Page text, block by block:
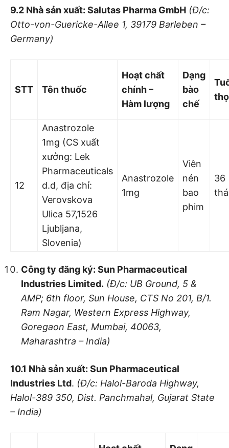
9.2 Nhà sản xuất: Salutas Pharma GmbH (Đ/c:
Otto-von-Guericke-Allee 1, 39179 Barleben –
Germany)
STT Tên thuốc
Hoạt chất
chính –
Hàm lượng
Dạng
bào
chế
thọ
12
Anastrozole
1mg (CS xuất
xưởng: Lek
Pharmaceuticals
d.d, địa chỉ:
Verovskova
Ulica 57,1526
Ljubljana,
Slovenia)
Anastrozole
1mg
Viên
nén
bao
phim
36
Công ty đăng ký: Sun Pharmaceutical
Industries Limited. (Đ/c: UB Ground, 5 &
AMP; 6th floor, Sun House, CTS No 201, B/1.
Ram Nagar, Western Express Highway,
Goregaon East, Mumbai, 40063,
Maharashtra – India)
10.1 Nhà sản xuất: Sun Pharmaceutical
Industries Ltd. (Đ/c: Halol-Baroda Highway,
Halol-389 350, Dist. Panchmahal, Gujarat State
– India)